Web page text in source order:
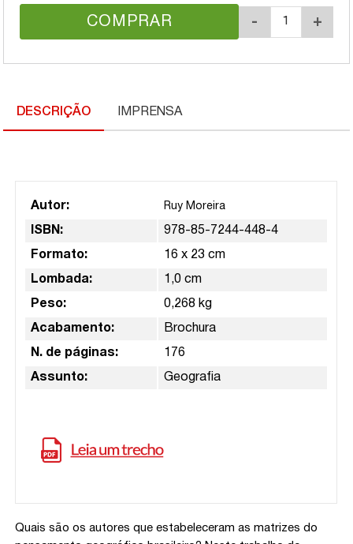
COMPRAR - +
DESCRIÇÃO IMPRENSA
Autor: Ruy Moreira
ISBN: 978-85-7244-448-4
Formato: 16 x 23 cm
Lombada: 1,0 cm
Peso: 0,268 kg
Acabamento: Brochura
N. de páginas: 176
Assunto: Geografia
Quais são os autores que estabeleceram as matrizes do